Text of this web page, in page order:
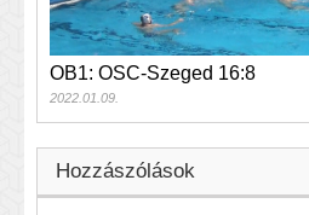
OB1: OSC-Szeged 16:8
2022.01.09.
Hozzászólások